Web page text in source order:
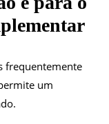
frequentemente
um